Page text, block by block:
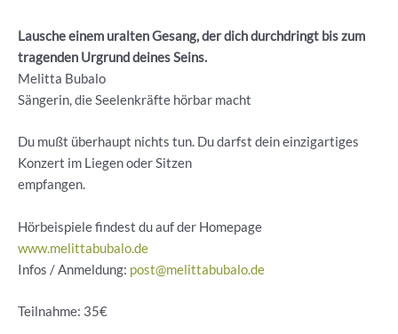
Lausche einem uralten Gesang, der dich durchdringt bis zum
tragenden Urgrund deines Seins.
Melitta Bubalo
Sängerin, die Seelenkräfte hörbar macht
Du mußt überhaupt nichts tun. Du darfst dein einzigartiges
Konzert im Liegen oder Sitzen
empfangen.
Hörbeispiele findest du auf der Homepage
www.melittabubalo.de
Infos / Anmeldung: post@melittabubalo.de
Teilnahme: 35€